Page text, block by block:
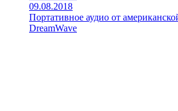
09.08.2018
Портативное аудио от
DreamWave